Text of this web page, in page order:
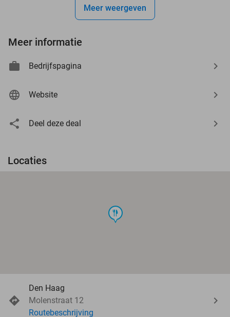
Meer weergeven
Meer informatie
Bedrijfspagina
Website
Deel deze deal
Locaties
food
Den Haag
Molenstraat 12
Routebeschrijving